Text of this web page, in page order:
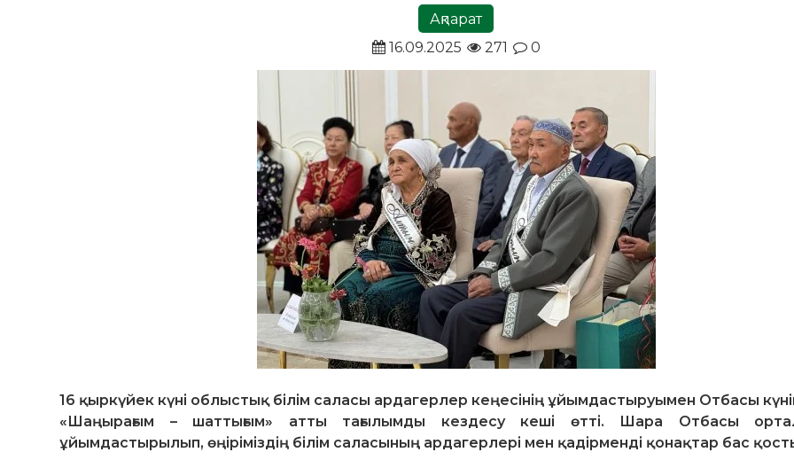
Ақпарат
16.09.2025
271 0
16 қыркүйек күні облыстық білім саласы ардагерлер кеңесінің ұйымдастыруымен Отбасы
«Шаңырағым – шаттығым» атты тағылымды кездесу кеші өтті. Шара Отбасы
ұйымдастырылып, өңіріміздің білім саласының ардагерлері мен қадірменді қонақтар бас